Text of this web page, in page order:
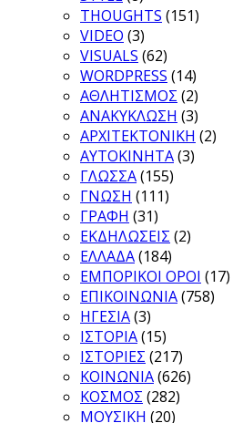
THOUGHTS (151)
VIDEO (3)
VISUALS (62)
WORDPRESS (14)
ΑΘΛΗΤΙΣΜΟΣ (2)
ΑΝΑΚΥΚΛΩΣΗ (3)
ΑΡΧΙΤΕΚΤΟΝΙΚΗ (2)
ΑΥΤΟΚΙΝΗΤΑ(3)
ΓΛΩΣΣΑ(155)
ΓΝΩΣΗ (111)
ΓΡΑΦΗ (31)
ΕΚΔΗΛΩΣΕΙΣ (2)
ΕΛΛΑΔΑ(184)
ΕΜΠΟΡΙΚΟΙ ΟΡΟΙ (17)
ΕΠΙΚΟΙΝΩΝΙΑ(758)
ΗΓΕΣΙΑ(3)
ΙΣΤΟΡΙΑ(15)
ΙΣΤΟΡΙΕΣ (217)
ΚΟΙΝΩΝΙΑ(626)
ΚΟΣΜΟΣ (282)
ΜΟΥΣΙΚΗ (20)